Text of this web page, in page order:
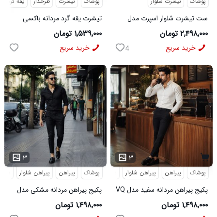
تیشرت یقه گرد مردانه باکسی
طرحدار مچینست سبز
Balenciaga مدل 50944
۱,۵۳۹,۰۰۰ تومان
خرید سریع
ست تیشرت شلوار اسپرت مدل
MAN مشکی
۲,۴۹۸,۰۰۰ تومان
خرید سریع 4
۳ ...
پوشاک پیراهن پیراهن شلوار
پکیج پیراهن مردانه مشکی مدل
VQ شلوار مردانه مشکی مدل
MOBIN
۱,۴۹۸,۰۰۰ تومان
۳
پوشاک پیراهن پیراهن شلوار شلوار مردانه
پکیج پیراهن مردانه سفید مدل VQ
شلوار مردانه مشکی مدل MOBIN
۱,۴۹۸,۰۰۰ تومان